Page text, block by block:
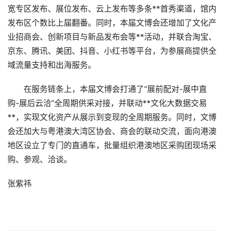
宽专区发布、展位发布、云上发布等多条**首秀渠道，馆内
发布区个数比上届翻番。同时，本届文博会还增加了文化产
业招商会、创新项目与新品发布会等**活动，并联合淘宝、
京东、腾讯、美团、抖音、小红书等平台，为参展商提供全
域流量支持和出海服务。
在服务链条上，本届文博会打通了“展前配对-展中直
购-展后云洽”全周期供采对接，并联动**文化大数据交易
**，实现文化资产从展示到变现的全周期服务。同时，文博
会还加大与粤港澳大湾区协会、商会的联动交流，面向港澳
地区设立了专门的直通车，批量组织港澳地区采购团现场采
购、参观、洽谈。
张紫祎